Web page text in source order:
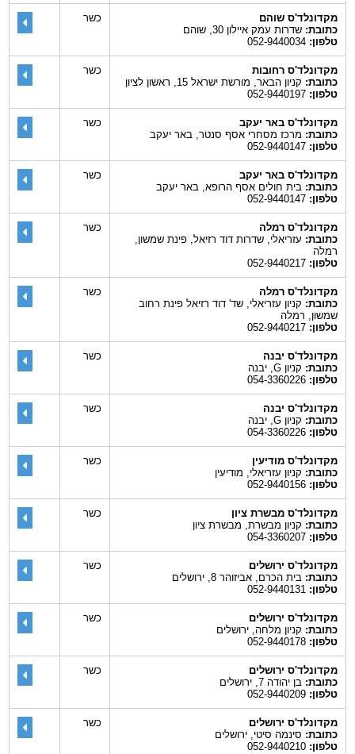
מקדונלד'ס שוהם
כתובת:שדרות עמק איילון 30, שוהם
טלפון:052-9440034
כשר
מקדונלד'ס רחובות
כתובת:קניון הבאר, מורשת ישראל 15, ראשון לציון
טלפון:052-9440197
כשר
מקדונלד'ס באר יעקב
כתובת:מרכז מסחרי אסף סנטר, באר יעקב
טלפון:052-9440147
כשר
מקדונלד'ס באר יעקב
כתובת:בית חולים אסף הרופא, באר יעקב
טלפון:052-9440147
כשר
מקדונלד'ס רמלה
כתובת:עזריאלי, שדרות דוד רזיאל, פינת שמשון,
רמלה
טלפון:052-9440217
כשר
מקדונלד'ס רמלה
כתובת:קניון עזריאלי, שד' דוד רזיאל פינת רחוב
שמשון, רמלה
טלפון:052-9440217
כשר
מקדונלד'ס יבנה
כתובת:קניון G, יבנה
טלפון:054-3360226
כשר
מקדונלד'ס יבנה
כתובת:קניון G, יבנה
טלפון:054-3360226
כשר
מקדונלד'ס מודיעין
כתובת:קניון עזריאלי, מודיעין
טלפון:052-9440156
כשר
מקדונלד'ס מבשרת ציון
כתובת:קניון מבשרת, מבשרת ציון
טלפון:054-3360207
כשר
מקדונלד'ס ירושלים
כתובת:בית הכרם, אביזוהר 8, ירושלים
טלפון:052-9440131
כשר
מקדונלד'ס ירושלים
כתובת:קניון מלחה, ירושלים
טלפון:052-9440178
כשר
מקדונלד'ס ירושלים
כתובת:בן יהודה 7, ירושלים
טלפון:052-9440209
כשר
מקדונלד'ס ירושלים
כתובת:סינמה סיטי, ירושלים
טלפון:052-9440210
כשר